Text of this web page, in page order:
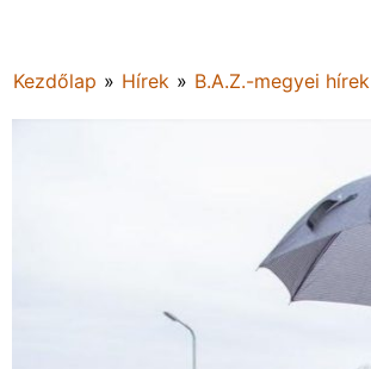
Kezdőlap » Hírek » B.A.Z.-megyei hírek